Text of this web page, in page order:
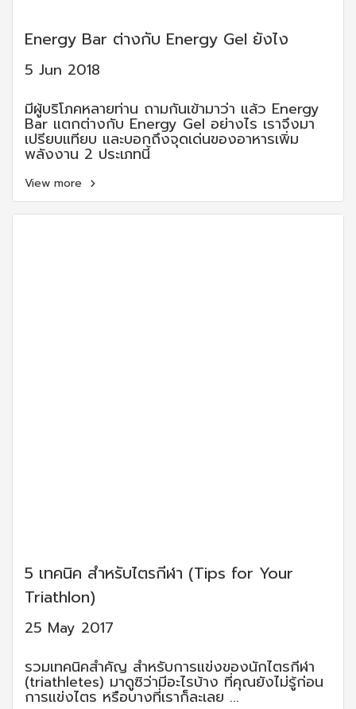
Energy Bar ต่างกับ Energy Gel ยังไง
5 Jun 2018
มีผู้บริโภคหลายท่าน ถามกันเข้ามาว่า แล้ว Energy
Bar แตกต่างกับ Energy Gel อย่างไร เราจึงมา
เปรียบแทียบ และบอกถึงจุดเด่นของอาหารเพิ่ม
พลังงาน 2 ประเภทนี้
View more
5 เทคนิค สำหรับไตรกีฬา (Tips for Your
Triathlon)
25 May 2017
รวมเทคนิคสำคัญ สำหรับการแข่งของนักไตรกีฬา
(triathletes) มาดูซิว่ามีอะไรบ้าง ที่คุณยังไม่รู้ก่อน
การแข่งไตร หรือบางที่เราก็ละเลย ...